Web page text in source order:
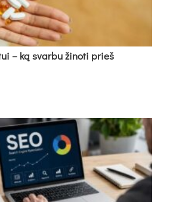
– ką svarbu žinoti prieš